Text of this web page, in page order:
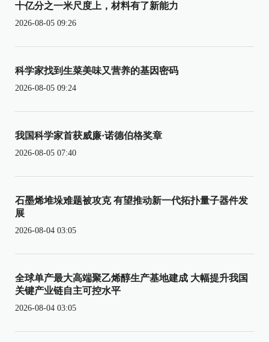
十亿分之一米尺度上，材料有了新能力
2026-08-05 09:26
科学家找到生菜美味又营养的基因密码
2026-08-05 09:24
我国科学家首获威廉·诺德伯格奖章
2026-08-05 07:40
石墨烯堆垛难题被攻克 有望推动新一代拓扑量子器件发
展
2026-08-04 03:05
全球单产最大高端聚乙烯醇生产基地建成 大幅提升我国
关键产业链自主可控水平
2026-08-04 03:05